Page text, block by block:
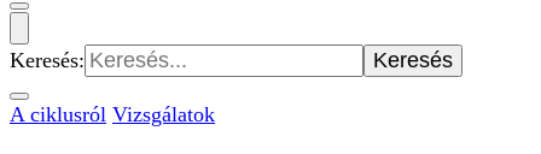
Keresés:
A ciklusról Vizsgálatok